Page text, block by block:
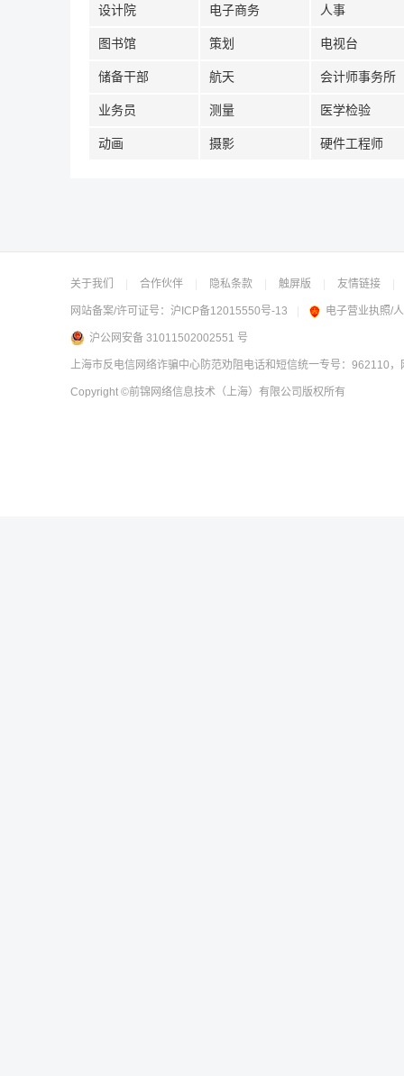
设计院 电子商务 人事
图书馆 策划 电视台
储备干部 航天 会计师事务所
业务员 测量 医学检验
动画 摄影 硬件工程师
关于我们 合作伙伴 隐私条款 触屏版 友情链接
网站备案/许可证号： 沪ICP备12015550号-13 电子营业执照/
沪公网安备 31011502002551 号
上海市反电信网络诈骗中心防范劝阻电话和短信统一专号：962110
Copyright ©前锦网络信息技术（上海）有限公司 版权所有